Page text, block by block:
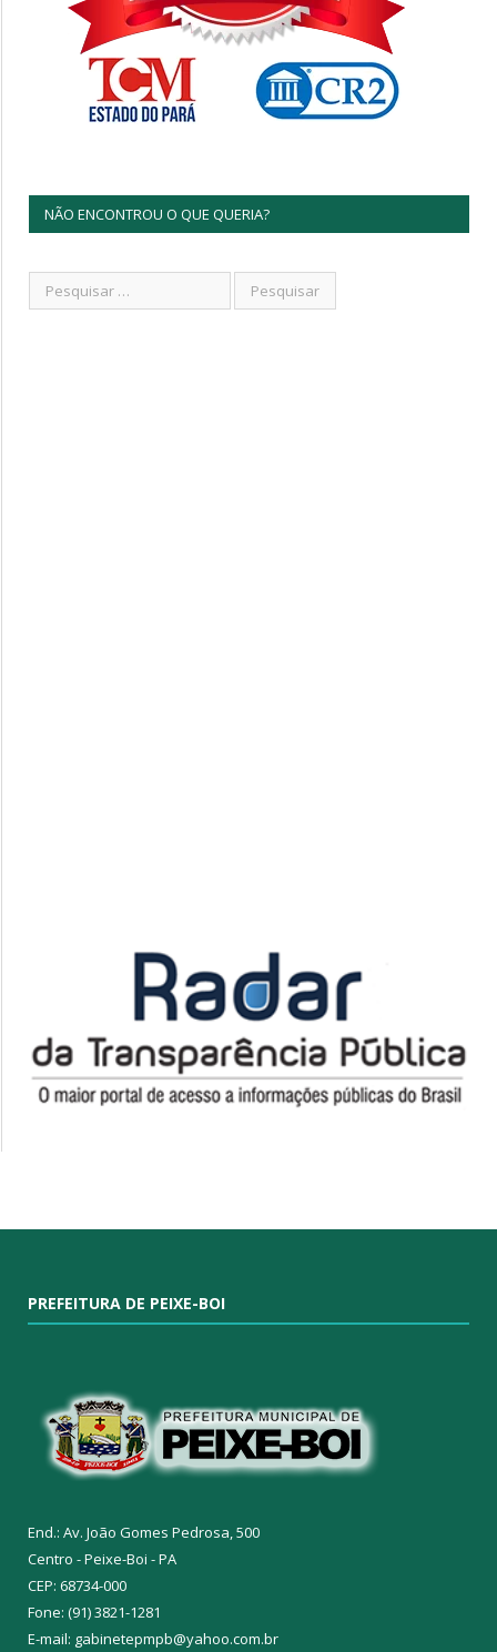
NÃO ENCONTROU O QUE QUERIA?
PREFEITURA DE PEIXE-BOI
End.: Av. João Gomes Pedrosa, 500
Centro - Peixe-Boi - PA
CEP: 68734-000
Fone: (91) 3821-1281
E-mail: gabinetepmpb@yahoo.com.br